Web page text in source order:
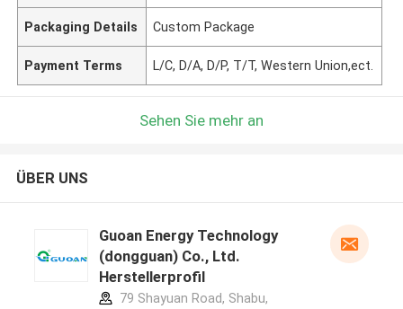
Packaging Details Custom Package
Payment Terms L/C, D/A, D/P, T/T, Western Union,ect.
Sehen Sie mehr an
ÜBER UNS
Guoan Energy Technology
(dongguan) Co., Ltd.
Herstellerprofil
79 Shayuan Road, Shabu,